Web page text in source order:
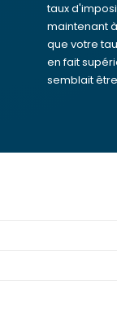
taux
maintenant
que votre
en fait
semblait